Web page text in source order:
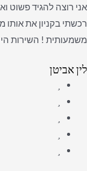
משמעותית ! השירות
לין אביטן